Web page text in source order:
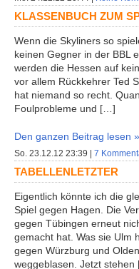
KLASSENBUCH ZUM
Wenn die Skyliners so
keinen Gegner in der BBL
werden die Hessen auf
vor allem Rückkehrer Ted
hat niemand so recht.
Foulprobleme und […]
Den ganzen Beitrag lesen »
So. 23.12.12 23:39 | 7
TABELLENLETZTER
Eigentlich könnte ich die
Spiel gegen Hagen. Die
gegen Tübingen erneut
gemacht hat. Was sie Ulm
gegen Würzburg und
weggeblasen. Jetzt